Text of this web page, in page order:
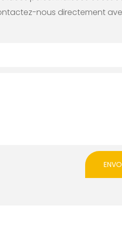
nous directement